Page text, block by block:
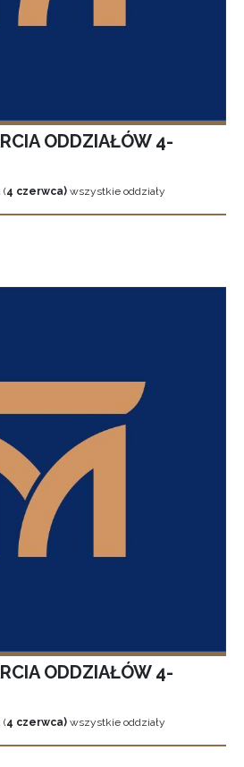
ODDZIAŁÓW 4-
(4 czerwca) wszystkie oddziały
ODDZIAŁÓW 4-
(4 czerwca) wszystkie oddziały